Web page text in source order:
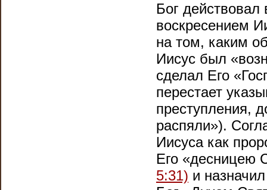
Бог
воскресением
на том, каким
Иисус был
сделал Его
перестает
преступления,
распяли»).
Иисуса как
Его «десницею
5:31) и